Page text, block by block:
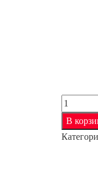
товара
Альтро
Ф3
В